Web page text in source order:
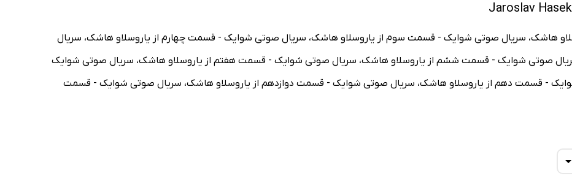
هاشک، سریال صوتی شوایک - قسمت سوم از یاروسلاو هاشک، سریال صوتی شوایک - قسمت چهارم از یاروسلاو هاشک، سریال
صوتی شوایک - قسمت ششم از یاروسلاو هاشک، سریال صوتی شوایک - قسمت هفتم از یاروسلاو هاشک، سریال صوتی شوایک
- قسمت دهم از یاروسلاو هاشک، سریال صوتی شوایک - قسمت دوازدهم از یاروسلاو هاشک، سریال صوتی شوایک - قسمت